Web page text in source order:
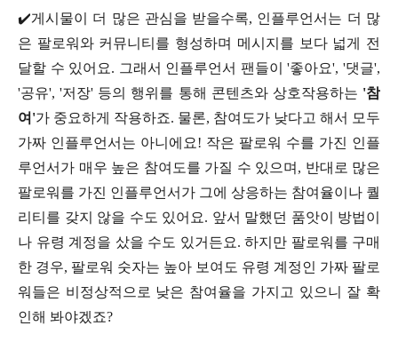
✔️게시물이 더 많은 관심을 받을수록, 인플루언서는 더 많
은 팔로워와 커뮤니티를 형성하며 메시지를 보다 넓게 전
달할 수 있어요. 그래서 인플루언서 팬들이 '좋아요', '댓글',
'공유', '저장' 등의 행위를 통해 콘텐츠와 상호작용하는 '참
여'가 중요하게 작용하죠. 물론, 참여도가 낮다고 해서 모두
가짜 인플루언서는 아니에요! 작은 팔로워 수를 가진 인플
루언서가 매우 높은 참여도를 가질 수 있으며, 반대로 많은
팔로워를 가진 인플루언서가 그에 상응하는 참여율이나 퀄
리티를 갖지 않을 수도 있어요. 앞서 말했던 품앗이 방법이
나 유령 계정을 샀을 수도 있거든요. 하지만 팔로워를 구매
한 경우, 팔로워 숫자는 높아 보여도 유령 계정인 가짜 팔로
워들은 비정상적으로 낮은 참여율을 가지고 있으니 잘 확
인해 봐야겠죠?